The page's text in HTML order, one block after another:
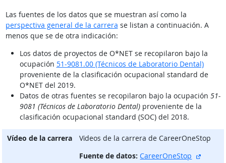
Las fuentes de los datos que se muestran así como la
perspectiva general de la carrera se listan a continuación. A
menos que se de otra indicación:
Los datos de proyectos de O*NET se recopilaron bajo la
ocupación 51-9081.00 (Técnicos de Laboratorio Dental)
proveniente de la clasificación ocupacional standard de
O*NET del 2019.
Datos de otras fuentes se recopilaron bajo la ocupación 51-
9081 (Técnicos de Laboratorio Dental)proveniente de la
clasificación ocupacional standard (SOC) del 2018.
Vídeo de la carrera
Vίdeos de la carrera de CareerOneStop
Fuente de datos: CareerOneStop